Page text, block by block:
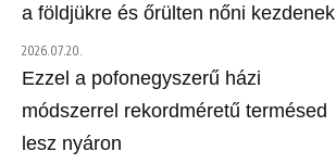
a földjükre és őrülten nőni kezdenek
2026.07.20.
Ezzel a pofonegyszerű házi
módszerrel rekordméretű termésed
lesz nyáron